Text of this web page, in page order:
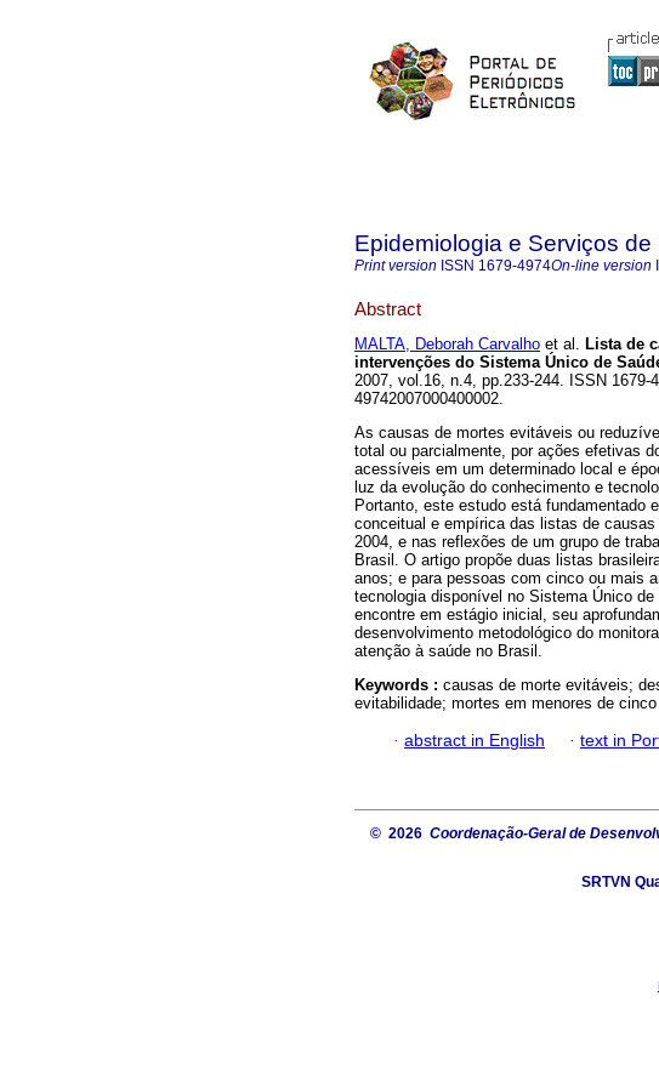
Epidemiologia e Serviços de
Print version ISSN 1679-4974On-line version
Abstract
MALTA, Deborah Carvalho et al. Lista de
intervenções do Sistema Único de
2007, vol.16, n.4, pp.233-244. ISSN
49742007000400002.
As causas de mortes evitáveis ou
total ou parcialmente, por ações efetivas
acessíveis em um determinado local e
luz da evolução do conhecimento e
Portanto, este estudo está fundamentado
conceitual e empírica das listas de
2004, e nas reflexões de um grupo de
Brasil. O artigo propõe duas listas
anos; e para pessoas com cinco ou mais
tecnologia disponível no Sistema Único
encontre em estágio inicial, seu
desenvolvimento metodológico do
atenção à saúde no Brasil.
Keywords : causas de morte evitáveis;
evitabilidade; mortes em menores de
· abstract in English · text in
© 2026 Coordenação-Geral de
SRTVN